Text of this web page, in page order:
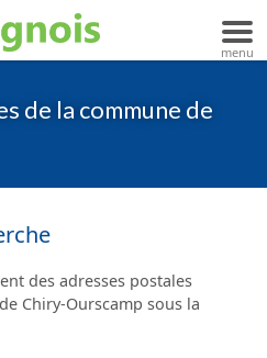
de la commune de
des adresses postales
Chiry-Ourscamp sous la